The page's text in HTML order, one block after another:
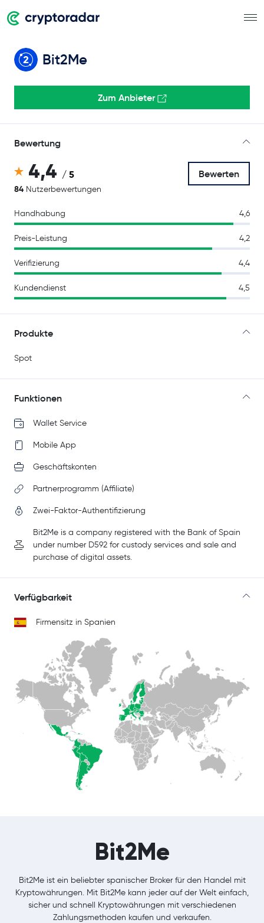
Bit2Me
Zum Anbieter
Bewertung
4,4 / 5
84 Nutzerbewertungen
Bewerten
Handhabung 4,6
Preis-Leistung 4,2
Verifizierung 4,4
Kundendienst 4,5
Produkte
Spot
Funktionen
Wallet Service
Mobile App
Geschäftskonten
Partnerprogramm (Affiliate)
Zwei-Faktor-Authentifizierung
Bit2Me is a company registered with the Bank of Spain
under number D592 for custody services and sale and
purchase of digital assets.
Verfügbarkeit
Firmensitz in Spanien
Bit2Me
Bit2Me ist ein beliebter spanischer Broker für den Handel mit
Kryptowährungen. Mit Bit2Me kann jeder auf der Welt einfach,
sicher und schnell Kryptowährungen mit verschiedenen
Zahlungsmethoden kaufen und verkaufen.